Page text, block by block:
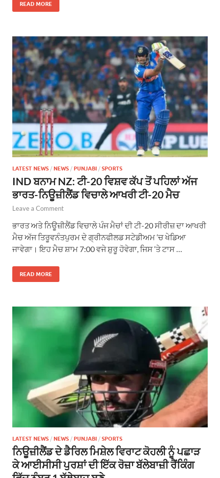
READ MORE
LATEST NEWS / NEWS / PUNJABI / SPORTS
IND ਬਨਾਮ NZ: ਟੀ-20 ਵਿਸ਼ਵ ਕੱਪ ਤੋਂ ਪਹਿਲਾਂ ਅੱਜ
ਭਾਰਤ-ਨਿਊਜ਼ੀਲੈਂਡ ਵਿਚਾਲੇ ਆਖਰੀ ਟੀ-20 ਮੈਚ
Leave a Comment
ਭਾਰਤ ਅਤੇ ਨਿਊਜ਼ੀਲੈਂਡ ਵਿਚਾਲੇ ਪੰਜ ਮੈਚਾਂ ਦੀ ਟੀ-20 ਸੀਰੀਜ਼ ਦਾ ਆਖਰੀ
ਮੈਚ ਅੱਜ ਤਿਰੂਵਨੰਤਪੁਰਮ ਦੇ ਗ੍ਰੀਨਫੀਲਡ ਸਟੇਡੀਅਮ ‘ਚ ਖੇਡਿਆ
ਜਾਵੇਗਾ। ਇਹ ਮੈਚ ਸ਼ਾਮ 7:00 ਵਜੇ ਸ਼ੁਰੂ ਹੋਵੇਗਾ, ਜਿਸ ‘ਤੇ ਟਾਸ …
READ MORE
LATEST NEWS / NEWS / PUNJABI / SPORTS
ਨਿਊਜ਼ੀਲੈਂਡ ਦੇ ਡੈਰਿਲ ਮਿਸ਼ੇਲ ਵਿਰਾਟ ਕੋਹਲੀ ਨੂੰ ਪਛਾੜ
ਕੇ ਆਈਸੀਸੀ ਪੁਰਸ਼ਾਂ ਦੀ ਇੱਕ ਰੋਜ਼ਾ ਬੱਲੇਬਾਜ਼ੀ ਰੈਂਕਿੰਗ